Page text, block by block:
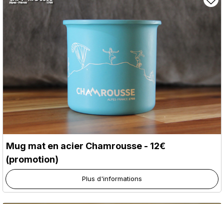
Mug mat en acier Chamrousse - 12€
(promotion)
Plus d'informations